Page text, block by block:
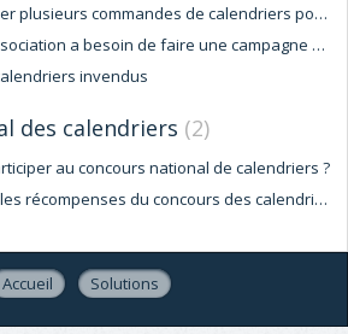
[FAQ] Peut on passer plusieurs commandes de calendriers pour un groupe ?
[FAQ] Pourquoi l'association a besoin de faire une campagne des calendriers ?
invendus
des calendriers 2
au concours national de calendriers ?
[FAQ] Quelles sont les récompenses du concours des calendriers ?
Accueil Solutions